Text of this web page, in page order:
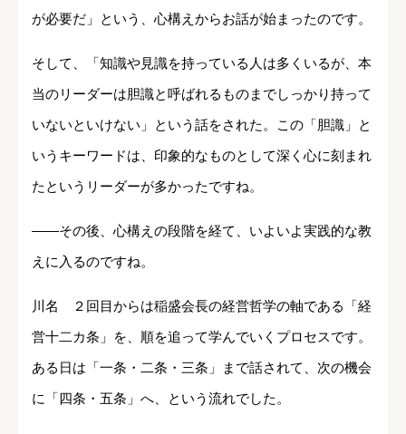
が必要だ」という、心構えからお話が始まったのです。
そして、「知識や見識を持っている人は多くいるが、本
当のリーダーは胆識と呼ばれるものまでしっかり持って
いないといけない」という話をされた。この「胆識」と
いうキーワードは、印象的なものとして深く心に刻まれ
たというリーダーが多かったですね。
――その後、心構えの段階を経て、いよいよ実践的な教
えに入るのですね。
川名 ２回目からは稲盛会長の経営哲学の軸である「経
営十二カ条」を、順を追って学んでいくプロセスです。
ある日は「一条・二条・三条」まで話されて、次の機会
に「四条・五条」へ、という流れでした。